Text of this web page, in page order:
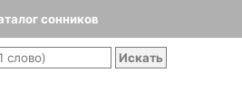
сонников